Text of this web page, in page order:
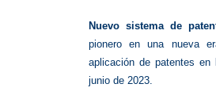
Nuevo sistema de
pionero en una nueva
aplicación de patentes
junio de 2023.